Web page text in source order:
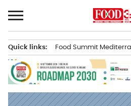
al
contenuto
principale
Quick links: Food Summit